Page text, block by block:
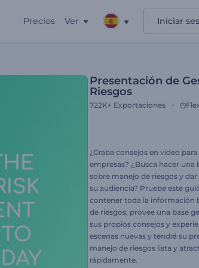
Precios Ver Iniciar
Presentación de
Riesgos
722K+ Exportaciones
¿Graba consejos en video
empresas? ¿Busca hacer una
sobre manejo de riesgos y
su audiencia? Pruebe este
contener toda la información
de riesgos, provee una base
sus propios consejos y
escenas nuevas y tendrá su
manejo de riesgos lista y
rápidamente.